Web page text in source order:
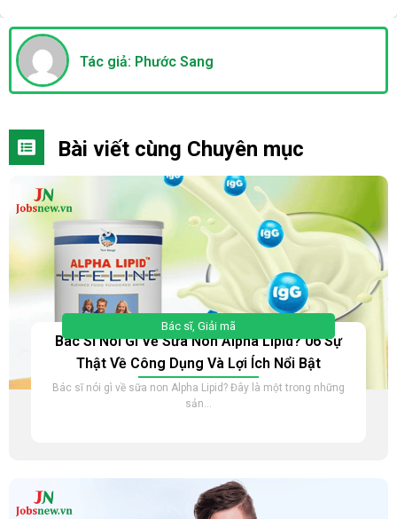
Tác giả: Phước Sang
Bài viết cùng Chuyên mục
Bác sĩ, Giải mã
Bác Sĩ Nói Gì Về Sữa Non Alpha Lipid? 06 Sự
Thật Về Công Dụng Và Lợi Ích Nổi Bật
Bác sĩ nói gì về sữa non Alpha Lipid? Đây là một trong những
sản...